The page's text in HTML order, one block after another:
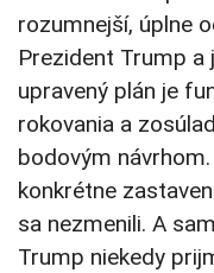
rozumnejší, úplne
Prezident Trump a
upravený plán je
rokovania a
bodovým
konkrétne
sa nezmenili. A
Trump niekedy